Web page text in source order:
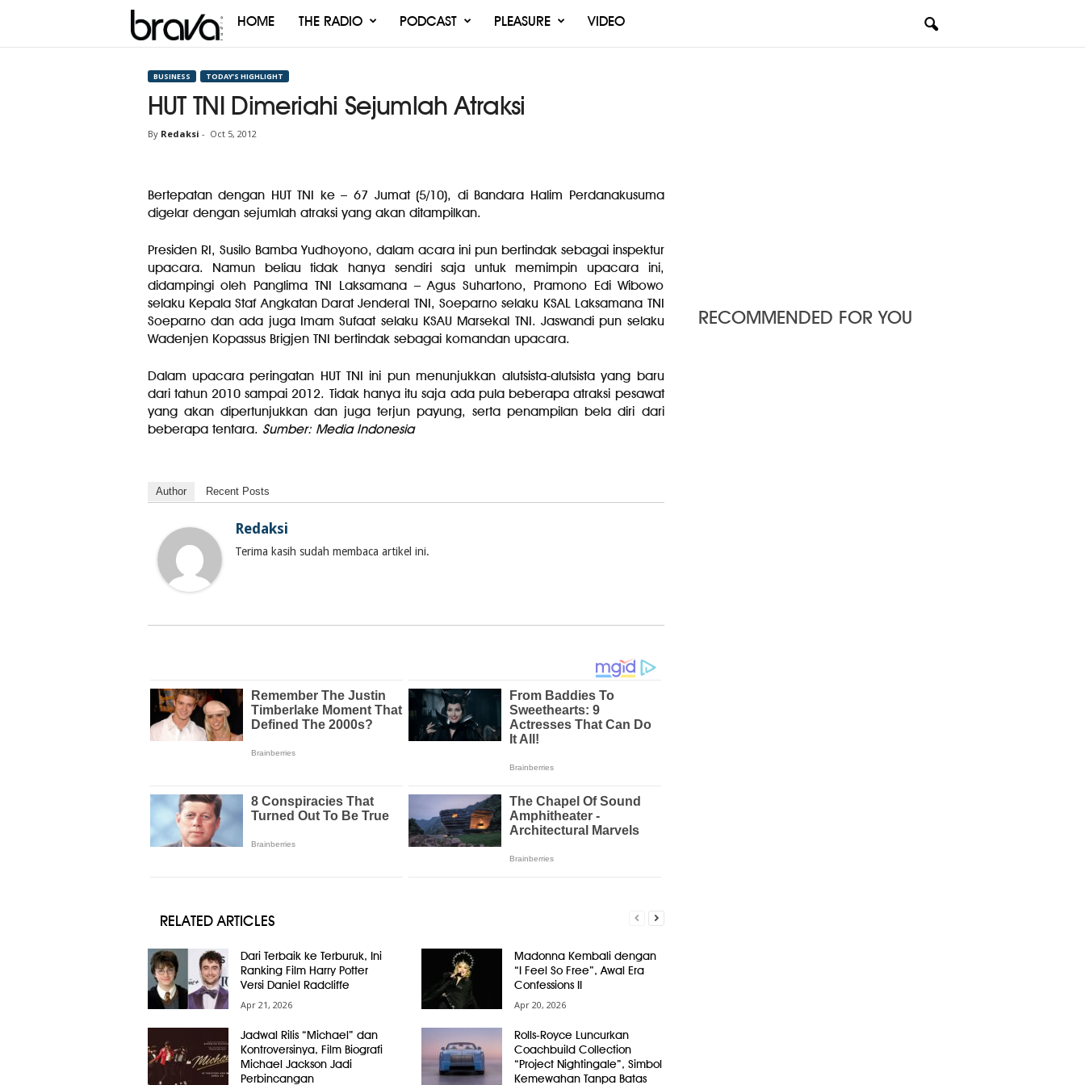
Brava
HOME THE RADIO PODCAST PLEASURE VIDEO
BUSINESS TODAY’S HIGHLIGHT
HUT TNI Dimeriahi Sejumlah Atraksi
By Redaksi - Oct 5, 2012
Bertepatan dengan HUT TNI ke – 67 Jumat (5/10), di Bandara Halim Perdanakusuma
digelar dengan sejumlah atraksi yang akan ditampilkan.
Presiden RI, Susilo Bamba Yudhoyono, dalam acara ini pun bertindak sebagai inspektur
upacara. Namun beliau tidak hanya sendiri saja untuk memimpin upacara ini,
didampingi oleh Panglima TNI Laksamana – Agus Suhartono, Pramono Edi Wibowo
selaku Kepala Staf Angkatan Darat Jenderal TNI, Soeparno selaku KSAL Laksamana TNI
Soeparno dan ada juga Imam Sufaat selaku KSAU Marsekal TNI. Jaswandi pun selaku
Wadenjen Kopassus Brigjen TNI bertindak sebagai komandan upacara.
Dalam upacara peringatan HUT TNI ini pun menunjukkan alutsista-alutsista yang baru
dari tahun 2010 sampai 2012. Tidak hanya itu saja ada pula beberapa atraksi pesawat
yang akan dipertunjukkan dan juga terjun payung, serta penampilan bela diri dari
beberapa tentara. Sumber: Media Indonesia
Author Recent Posts
Redaksi
Terima kasih sudah membaca artikel ini.
RELATED ARTICLES
Dari Terbaik ke Terburuk, Ini
Ranking Film Harry Potter
Versi Daniel Radcliffe
Apr 21, 2026
Madonna Kembali dengan
“I Feel So Free”, Awal Era
Confessions II
Apr 20, 2026
Jadwal Rilis “Michael” dan
Kontroversinya, Film Biografi
Michael Jackson Jadi
Perbincangan
Rolls-Royce Luncurkan
Coachbuild Collection
“Project Nightingale”, Simbol
Kemewahan Tanpa Batas
RECOMMENDED FOR YOU